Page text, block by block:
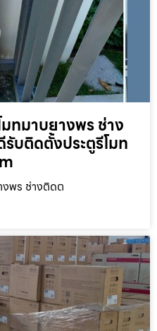
มทมาบยางพร ช่าง
บติดตั้งประตูรีโมท
งพร ช่างติดต